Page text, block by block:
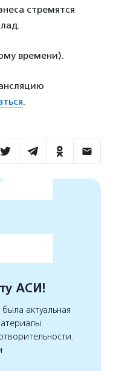
стремятся
времени).
.
АСИ!
актуальная